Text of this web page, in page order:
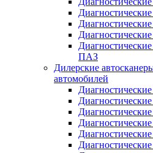
ПАЗ
Дилерские
автомобилей